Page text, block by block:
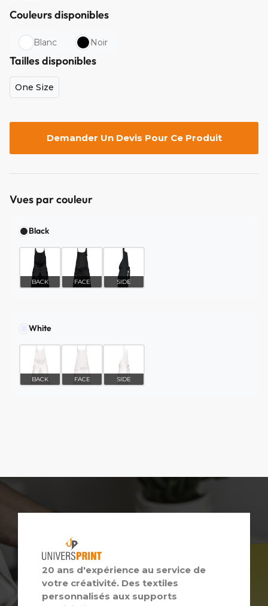
Couleurs disponibles
Blanc Noir
Tailles disponibles
One Size
Demander Un Devis Pour Ce Produit
Vues par couleur
Black
BACK FACE SIDE
White
BACK FACE SIDE
20 ans d'expérience au service de
votre créativité. Des textiles
personnalisés aux supports